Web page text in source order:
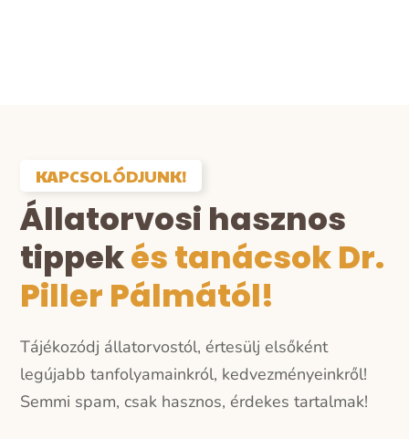
KAPCSOLÓDJUNK!
Állatorvosi hasznos
tippekés tanácsok Dr.
Piller Pálmától!
Tájékozódj állatorvostól, értesülj elsőként
legújabb tanfolyamainkról, kedvezményeinkről!
Semmi spam, csak hasznos, érdekes tartalmak!